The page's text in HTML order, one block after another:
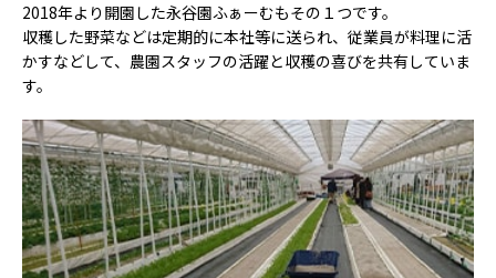
2018年より開園した永谷園ふぁーむもその１つです。
収穫した野菜などは定期的に本社等に送られ、従業員が料理に活
かすなどして、農園スタッフの活躍と収穫の喜びを共有していま
す。